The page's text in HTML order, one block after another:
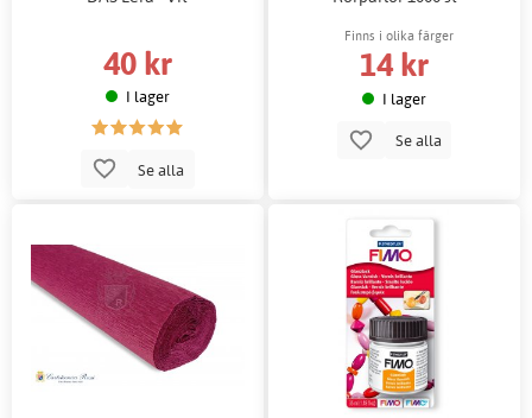
40 kr
I lager
Se alla
Finns i olika färger
14 kr
I lager
Se alla